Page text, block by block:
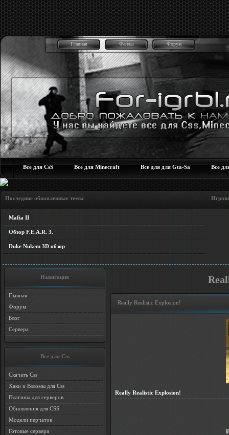
Главная Файлы Форум
Все для CsS Все для Minecraft Все для для Gta-Sa Все
Последние обновленные темы Игровые
Mafia II
Обзор F.E.A.R. 3.
Duke Nukem 3D обзор
Навигация
Главная
Форум
Блог
Сервера
Все для Css
Скачать Css
Хаки и Взломы для Css
Плагины для серверов
Обновления для CSS
Модели перчаток
Готовые сервера
Really Realistic Explosion!
Really Realistic Explosion!